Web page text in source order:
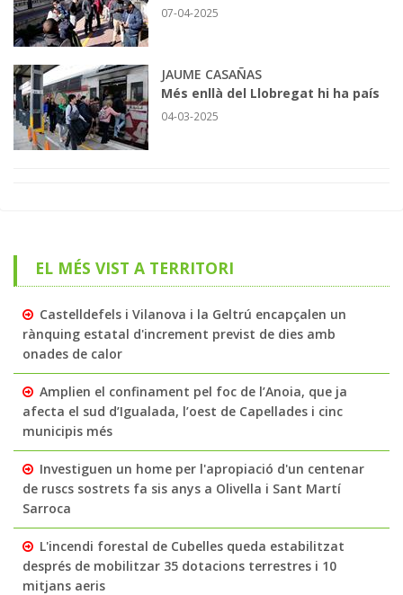
07-04-2025
JAUME CASAÑAS
Més enllà del Llobregat hi ha país
04-03-2025
EL MÉS VIST A TERRITORI
Castelldefels i Vilanova i la Geltrú encapçalen un
rànquing estatal d'increment previst de dies amb
onades de calor
Amplien el confinament pel foc de l’Anoia, que ja
afecta el sud d’Igualada, l’oest de Capellades i cinc
municipis més
Investiguen un home per l'apropiació d'un centenar
de ruscs sostrets fa sis anys a Olivella i Sant Martí
Sarroca
L'incendi forestal de Cubelles queda estabilitzat
després de mobilitzar 35 dotacions terrestres i 10
mitjans aeris